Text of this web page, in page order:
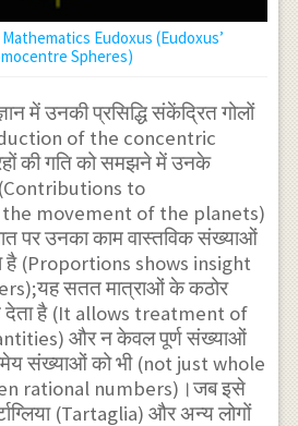
Eudoxus (Eudoxus’
Spheres)
में उनकी प्रसिद्धि संकेंद्रित गोलों
of the concentric
की गति को समझने में उनके
(Contributions to
movement of the planets)
पर उनका काम वास्तविक संख्याओं
है (Proportions shows insight
सतत मात्राओं के कठोर
देता है (It allows treatment of
और न केवल पूर्ण संख्याओं
संख्याओं को भी (not just whole
rational numbers)।जब इसे
(Tartaglia) और अन्य लोगों